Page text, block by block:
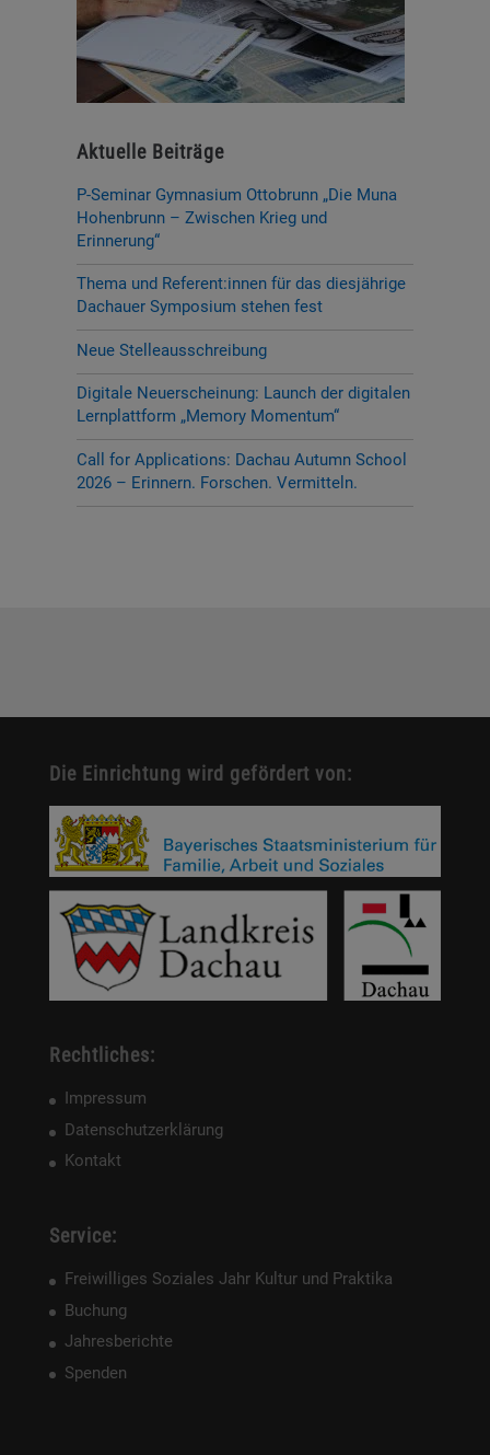
Aktuelle Beiträge
P-Seminar Gymnasium Ottobrunn „Die Muna
Hohenbrunn – Zwischen Krieg und
Erinnerung“
Thema und Referent:innen für das diesjährige
Dachauer Symposium stehen fest
Neue Stelleausschreibung
Digitale Neuerscheinung: Launch der digitalen
Lernplattform „Memory Momentum“
Call for Applications: Dachau Autumn School
2026 – Erinnern. Forschen. Vermitteln.
Die Einrichtung wird gefördert von:
Rechtliches:
Impressum
Datenschutzerklärung
Kontakt
Service:
Freiwilliges Soziales Jahr Kultur und Praktika
Buchung
Jahresberichte
Spenden